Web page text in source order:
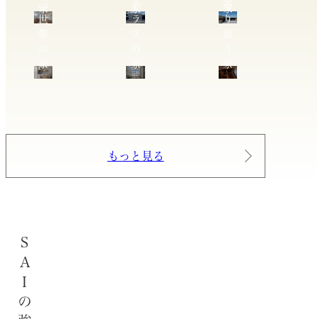
世
家
ラ
家
り
家
もっと見る
SAIの強み